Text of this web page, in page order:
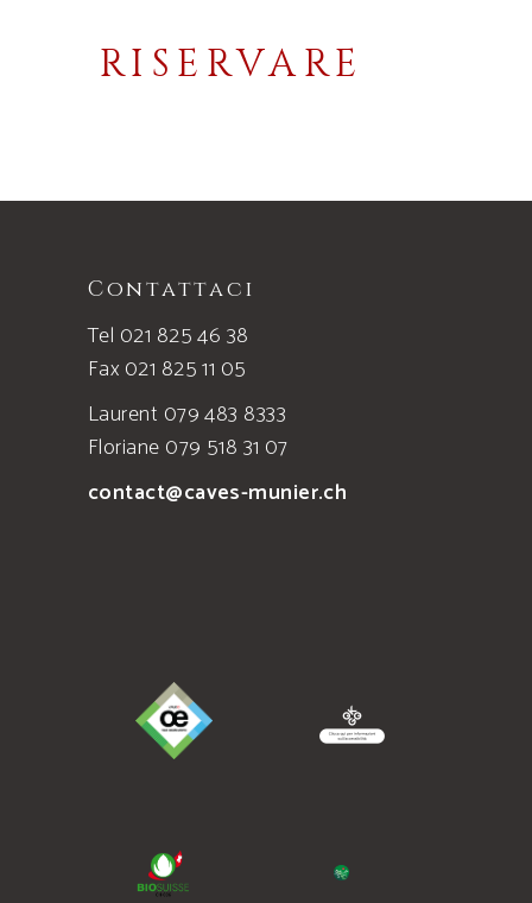
RISERVARE
Contattaci
Tel 021 825 46 38
Fax 021 825 11 05
Laurent 079 483 8333
Floriane 079 518 31 07
contact@caves-munier.ch